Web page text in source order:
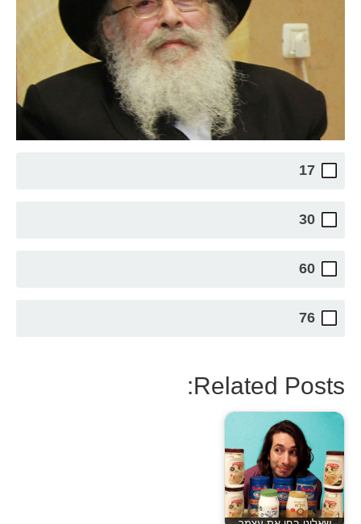
17
30
60
76
Related Posts: